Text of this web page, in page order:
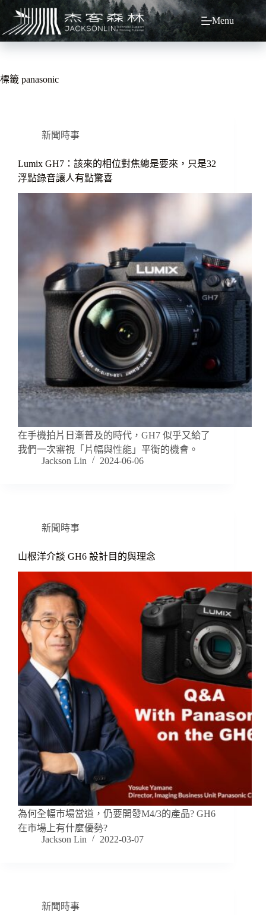
主
容
Menu
標籤 panasonic
新聞時事
Lumix GH7：該來的相位對焦總是要來，只是32
浮點錄音讓人有點驚喜
在手機拍片日漸普及的時代，GH7 似乎又給了
我們一次審視「片幅與性能」平衡的機會。
Jackson Lin
2024-06-06
新聞時事
山根洋介談 GH6 設計目的與理念
為何全幅市場當道，仍要開發M4/3的產品? GH6
在市場上有什麼優勢?
Jackson Lin
2022-03-07
新聞時事